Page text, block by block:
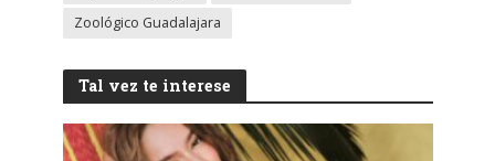
Zoológico Guadalajara
Tal vez te interese